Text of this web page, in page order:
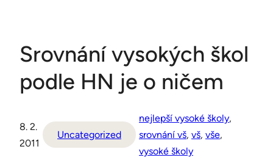
Srovnání vysokých škol
podle HN je o ničem
8. 2.
2011
Uncategorized
nejlepší vysoké školy,
srovnání vš, vš, vše,
vysoké školy